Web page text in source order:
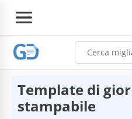
Template di
stampabile